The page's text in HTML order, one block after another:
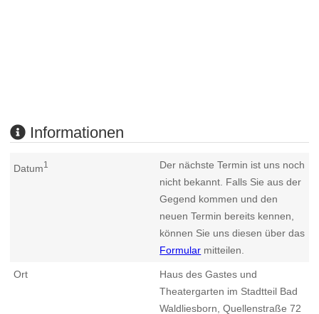
Informationen
Datum1
Der nächste Termin ist uns noch
nicht bekannt. Falls Sie aus der
Gegend kommen und den
neuen Termin bereits kennen,
können Sie uns diesen über das
Formular mitteilen.
Ort
Haus des Gastes und
Theatergarten im Stadtteil Bad
Waldliesborn, Quellenstraße 72